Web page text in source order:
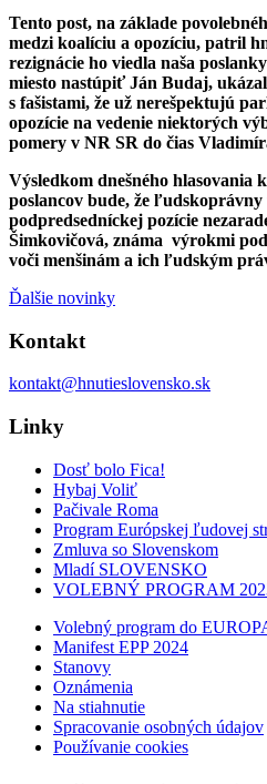
Tento post, na základe
medzi koalíciu a opozíciu, patril
rezignácie ho viedla naša
miesto nastúpiť Ján Budaj,
s fašistami, že už nerešpektujú
opozície na vedenie niektorých
pomery v NR SR do čias
Výsledkom dnešného hlasovania
poslancov bude, že
podpredsedníckej pozície
Šimkovičová, známa výrokmi
voči menšinám a ich ľudským
Ďalšie novinky
Kontakt
kontakt@hnutieslovensko.sk
Linky
Dosť bolo Fica!
Hybaj Voliť
Pačivale Roma
Program Európskej ľudovej
Zmluva so Slovenskom
Mladí SLOVENSKO
VOLEBNÝ PROGRAM
Volebný program do
Manifest EPP 2024
Stanovy
Oznámenia
Na stiahnutie
Spracovanie osobných údajov
Používanie cookies